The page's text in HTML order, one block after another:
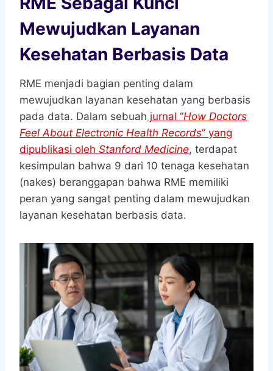
Mewujudkan Layanan
Kesehatan Berbasis Data
RME menjadi bagian penting dalam
mewujudkan layanan kesehatan yang berbasis
pada data. Dalam sebuah jurnal “How Doctors
Feel About Electronic Health Records” yang
dipublikasi oleh Stanford Medicine, terdapat
kesimpulan bahwa 9 dari 10 tenaga kesehatan
(nakes) beranggapan bahwa RME memiliki
peran yang sangat penting dalam mewujudkan
layanan kesehatan berbasis data.